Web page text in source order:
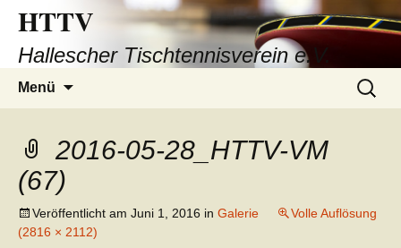
HTTV
Hallescher Tischtennisverein e.V.
Menü
Suchen
nach:
2016-05-28_HTTV-VM
(67)
Veröffentlicht am Juni 1, 2016 in Galerie
Volle Auflösung
(2816 × 2112)